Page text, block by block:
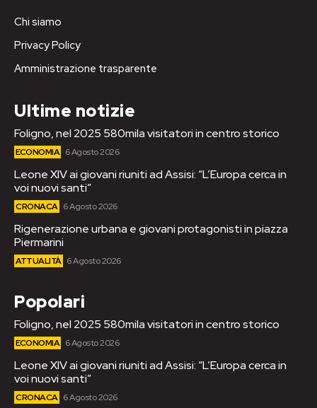
Chi siamo
Privacy Policy
Amministrazione trasparente
Ultime notizie
Foligno, nel 2025 580mila visitatori in centro storico
ECONOMIA 6 Agosto 2026
Leone XIV ai giovani riuniti ad Assisi: “L’Europa cerca in
voi nuovi santi”
CRONACA 6 Agosto 2026
Rigenerazione urbana e giovani protagonisti in piazza
Piermarini
ATTUALITÀ 6 Agosto 2026
Popolari
Foligno, nel 2025 580mila visitatori in centro storico
ECONOMIA 6 Agosto 2026
Leone XIV ai giovani riuniti ad Assisi: “L’Europa cerca in
voi nuovi santi”
CRONACA 6 Agosto 2026